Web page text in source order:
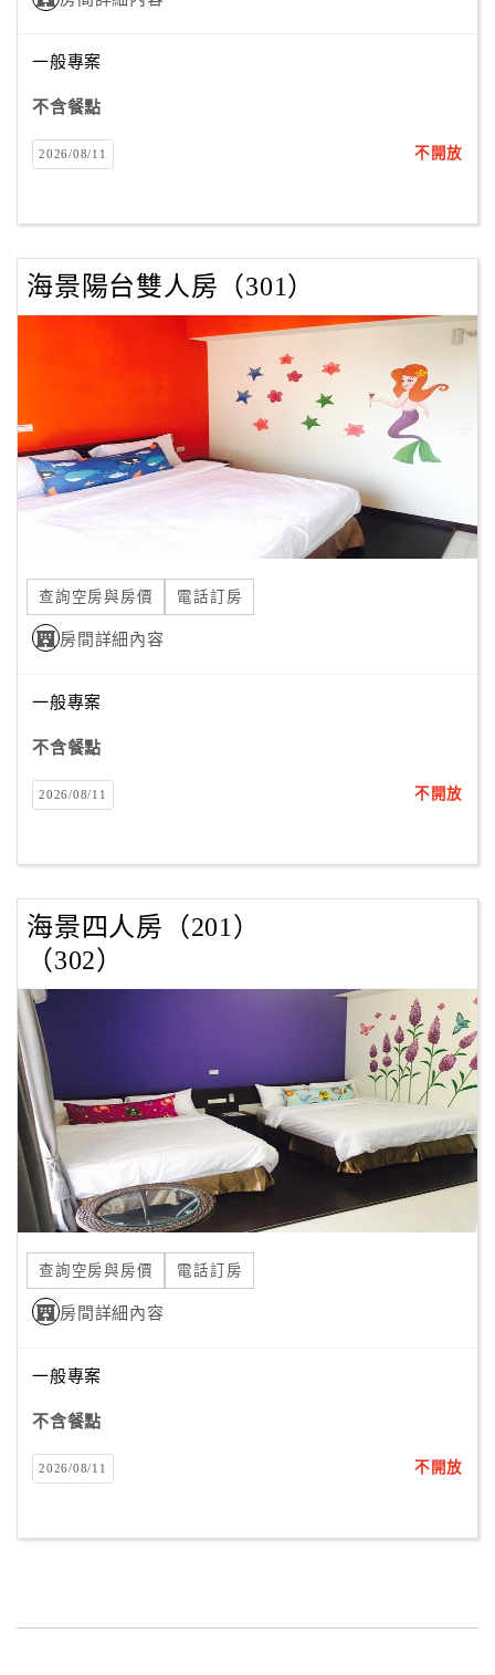
員
戶
客
服
聯
線
上
客
紅
利
查
訂
房
Q&A
旅
卡
訂
房
請
款
收
據
合
作
提
案
合
商
一般專案
不含餐點
2026/08/11 不開放
海景陽台雙人房（301）
查詢空房與房價 電話訂房
房間詳細內容
一般專案
不含餐點
2026/08/11 不開放
海景四人房（201）
（302）
查詢空房與房價 電話訂房
房間詳細內容
一般專案
不含餐點
2026/08/11 不開放